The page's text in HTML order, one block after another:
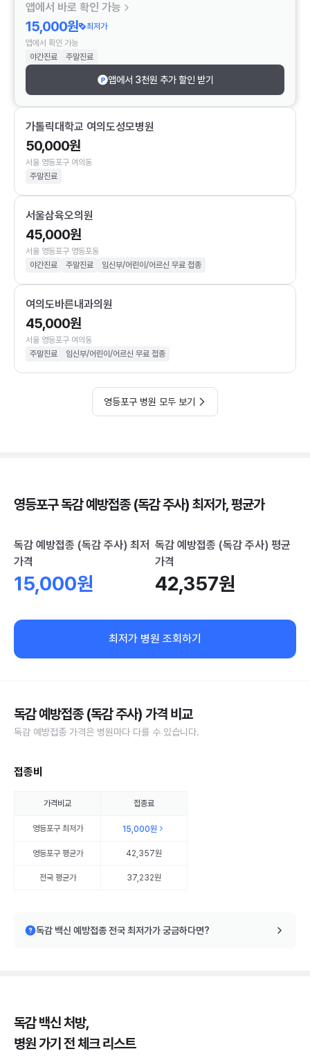
앱에서 바로 확인 가능
15,000원
최저가
앱에서 확인 가능
야간진료
주말진료
앱에서 3천원 추가 할인 받기
가톨릭대학교 여의도성모병원
50,000원
서울 영등포구 여의동
주말진료
서울삼육오의원
45,000원
서울 영등포구 영등포동
야간진료
주말진료 임신부/어린이/어르신 무료 접종
여의도바른내과의원
45,000원
서울 영등포구 여의동
주말진료
임신부/어린이/어르신 무료 접종
영등포구 병원 모두 보기
영등포구 독감 예방접종 (독감 주사) 최저가, 평균가
독감 예방접종 (독감 주사) 최저
가격
15,000원
독감 예방접종 (독감 주사) 평균
가격
42,357원
최저가 병원 조회하기
독감 예방접종 (독감 주사) 가격 비교
독감 예방접종 가격은 병원마다 다를 수 있습니다.
접종비
가격비교 접종료
영등포구최저가 15,000원
영등포구평균가 42,357원
전국 평균가 37,232원
독감 백신 예방접종 전국 최저가가 궁금하다면?
독감 백신 처방,
병원 가기 전 체크 리스트